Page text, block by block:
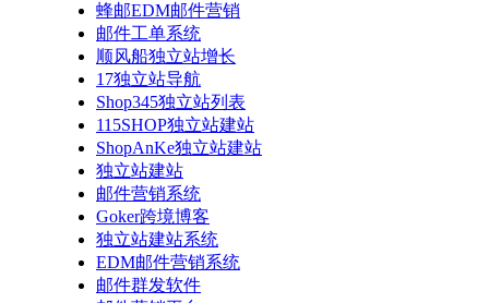
蜂邮EDM邮件营销
邮件工单系统
顺风船独立站增长
17独立站导航
Shop345独立站列表
115SHOP独立站建站
ShopAnKe独立站建站
独立站建站
邮件营销系统
Goker跨境博客
独立站建站系统
EDM邮件营销系统
邮件群发软件